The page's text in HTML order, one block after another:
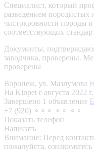
Специалист, который
разведением
чистокровности породы
соответствующих
Документы,
заводчика, проверены.
проверены
Воронеж, ул. Мазлумова
На Kinpet c августа 2022 г.
Завершено 1 объявление
+7 (920) ⚬⚬⚬ ⚬⚬ ⚬⚬
Показать телефон
Написать
Внимание: Перед
пожалуйста, ознакомьтесь